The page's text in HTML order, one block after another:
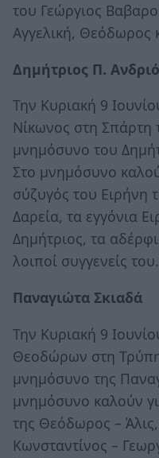
του Γεώργιος
Αγγελική, Θεόδωρος
Δημήτριος Π.
Την Κυριακή 9
Νίκωνος στη Σπάρτη
μνημόσυνο του
Στο μνημόσυνο
σύζυγός του Ειρήνη
Δαρεία, τα εγγόνια
Δημήτριος, τα
λοιποί συγγενείς του.
Παναγιώτα Σκιαδά
Την Κυριακή 9
Θεοδώρων στη Τρύπη
μνημόσυνο της
μνημόσυνο καλούν
της Θεόδωρος –
Κωνσταντίνος –